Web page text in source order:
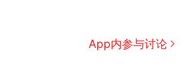
App内参与讨论